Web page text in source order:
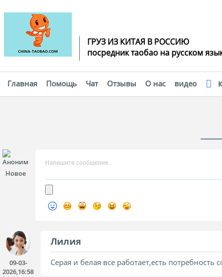
ГРУЗ ИЗ КИТАЯ В РОССИЮ
посредник таобао на русском
Главная Помощь Чат Отзывы О нас видео
Новое
Напишите сообщение..
09-03-
2026,16:58
Лилия
Серая и белая все работает,есть